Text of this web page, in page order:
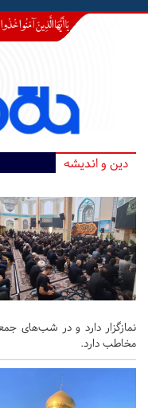
دین و اندیشه
مخاطب دارد.